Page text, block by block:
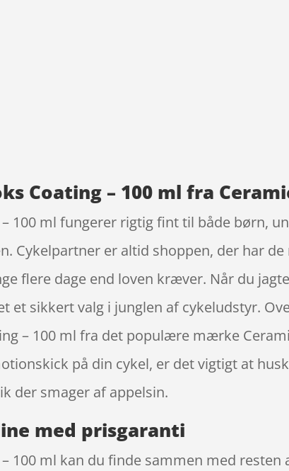
Coating – 100 ml fra
100 ml fungerer rigtig fint til både børn,
Cykelpartner er altid shoppen, der har de
flere dage end loven kræver. Når du
et sikkert valg i junglen af cykeludstyr.
– 100 ml fra det populære mærke
på din cykel, er det vigtigt at
der smager af appelsin.
med prisgaranti
100 ml kan du finde sammen med